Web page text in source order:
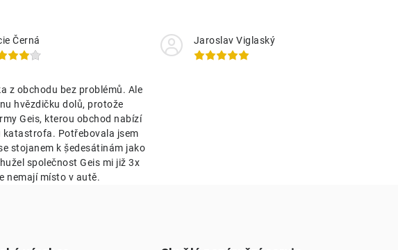
Černá
z obchodu bez problémů. Ale
hvězdičku dolů, protože
Geis, kterou obchod nabízí
katastrofa. Potřebovala jsem
stojanem k ṣ̌edesátinám jako
společnost Geis mi již 3x
nemají místo v autě.
Jaroslav Viglaský